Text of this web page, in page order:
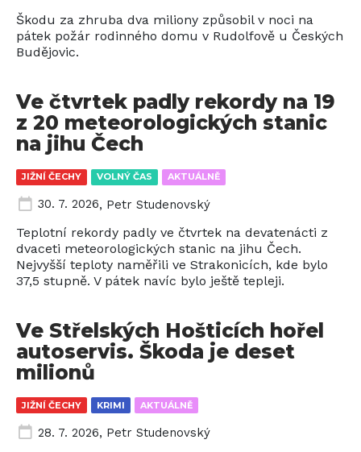
Škodu za zhruba dva miliony způsobil v noci na
pátek požár rodinného domu v Rudolfově u Českých
Budějovic.
JIŽNÍ ČECHY VOLNÝ ČAS AKTUÁLNĚ
Ve čtvrtek padly rekordy na 19
z 20 meteorologických stanic
na jihu Čech
30. 7. 2026, Petr Studenovský
Teplotní rekordy padly ve čtvrtek na devatenácti z
dvaceti meteorologických stanic na jihu Čech.
Nejvyšší teploty naměřili ve Strakonicích, kde bylo
37,5 stupně. V pátek navíc bylo ještě tepleji.
JIŽNÍ ČECHY KRIMI AKTUÁLNĚ
Ve Střelských Hošticích hořel
autoservis. Škoda je deset
milionů
28. 7. 2026, Petr Studenovský